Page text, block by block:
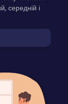
середній і